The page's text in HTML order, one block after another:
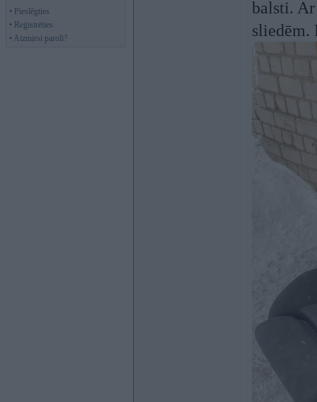
• Pieslēgties
• Reģistrēties
• Aizmirsi paroli?
balsti.
sliedēm.